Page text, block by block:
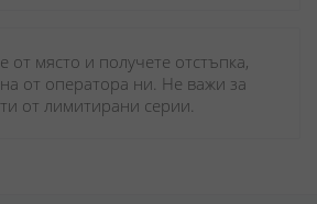
от място и получете отстъпка,
от оператора ни. Не важи за
от лимитирани серии.